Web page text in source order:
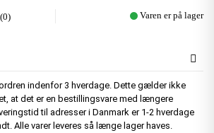
0) Varen er på lager
indenfor 3 hverdage. Dette gælder ikke
at det er en bestillingsvare med længere
til adresser i Danmark er 1-2 hverdage
Alle varer leveres så længe lager haves.